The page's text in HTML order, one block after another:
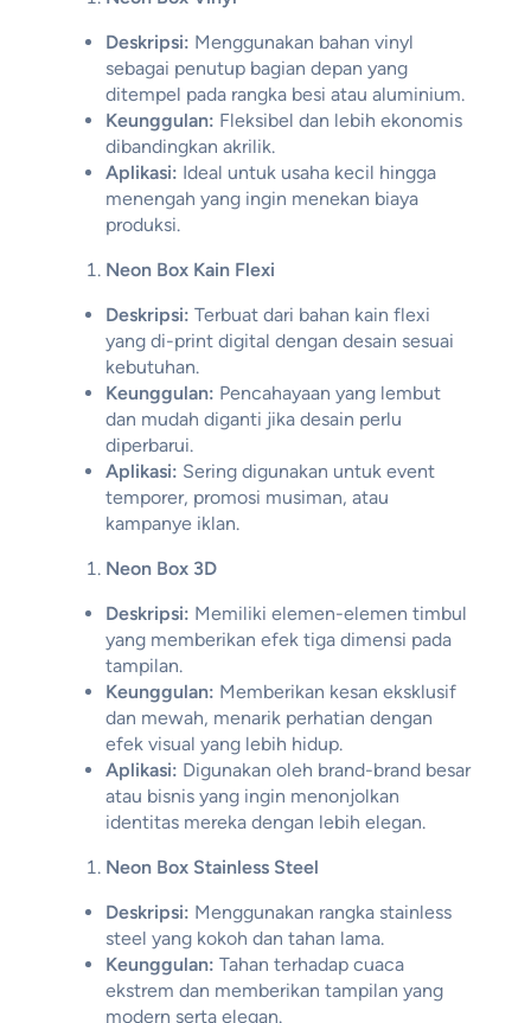
Deskripsi: Menggunakan bahan vinyl
sebagai penutup bagian depan yang
ditempel pada rangka besi atau aluminium.
Keunggulan: Fleksibel dan lebih ekonomis
dibandingkan akrilik.
Aplikasi: Ideal untuk usaha kecil hingga
menengah yang ingin menekan biaya
produksi.
Neon Box Kain Flexi
Deskripsi: Terbuat dari bahan kain flexi
yang di-print digital dengan desain sesuai
kebutuhan.
Keunggulan: Pencahayaan yang lembut
dan mudah diganti jika desain perlu
diperbarui.
Aplikasi: Sering digunakan untuk event
temporer, promosi musiman, atau
kampanye iklan.
Neon Box 3D
Deskripsi: Memiliki elemen-elemen timbul
yang memberikan efek tiga dimensi pada
tampilan.
Keunggulan: Memberikan kesan eksklusif
dan mewah, menarik perhatian dengan
efek visual yang lebih hidup.
Aplikasi: Digunakan oleh brand-brand besar
atau bisnis yang ingin menonjolkan
identitas mereka dengan lebih elegan.
Neon Box Stainless Steel
Deskripsi: Menggunakan rangka stainless
steel yang kokoh dan tahan lama.
Keunggulan: Tahan terhadap cuaca
ekstrem dan memberikan tampilan yang
modern serta elegan.